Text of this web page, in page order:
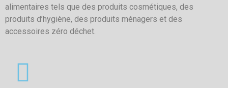
alimentaires tels que des produits cosmétiques, des
produits d’hygiène, des produits ménagers et des
accessoires zéro déchet.